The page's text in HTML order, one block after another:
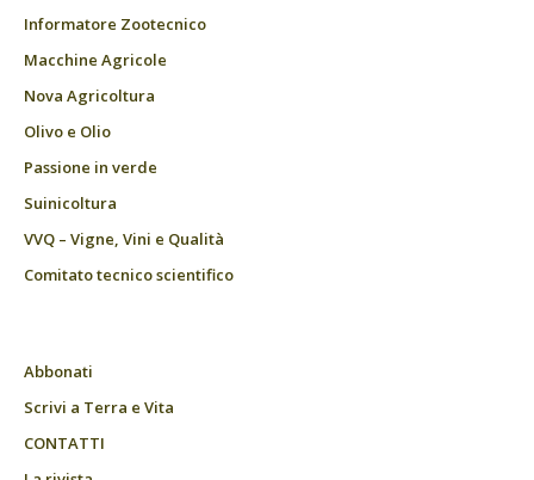
Informatore Zootecnico
Macchine Agricole
Nova Agricoltura
Olivo e Olio
Passione in verde
Suinicoltura
VVQ – Vigne, Vini e Qualità
Comitato tecnico scientifico
Abbonati
Scrivi a Terra e Vita
CONTATTI